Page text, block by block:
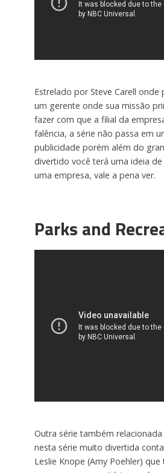
Estrelado por Steve Carell onde
um gerente onde sua missão
fazer com que a filial da
falência, a série não passa em
publicidade porém além do
divertido você terá uma ideia
uma empresa, vale a pena ver.
Parks and
Outra série também
nesta série muito divertida
Leslie Knope (Amy Poehler)